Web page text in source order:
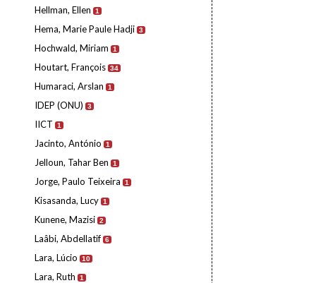
Hellman, Ellen 1
Hema, Marie Paule Hadji 3
Hochwald, Miriam 1
Houtart, François 34
Humaraci, Arslan 1
IDEP (ONU) 3
IICT 1
Jacinto, António 1
Jelloun, Tahar Ben 1
Jorge, Paulo Teixeira 1
Kisasanda, Lucy 1
Kunene, Mazisi 2
Laâbi, Abdellatif 6
Lara, Lúcio 10
Lara, Ruth 1